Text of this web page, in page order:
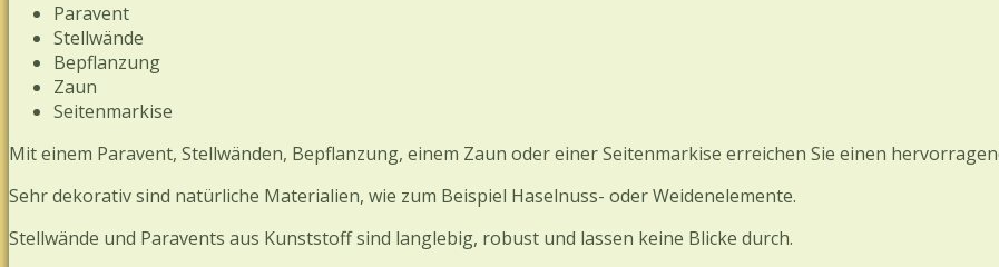
Paravent
Stellwände
Bepflanzung
Zaun
Seitenmarkise
Mit einem Paravent, Stellwänden, Bepflanzung, einem Zaun oder einer Seitenmarkise erreichen Sie einen
Sehr dekorativ sind natürliche Materialien, wie zum Beispiel Haselnuss- oder Weidenelemente.
Stellwände und Paravents aus Kunststoff sind langlebig, robust und lassen keine Blicke durch.